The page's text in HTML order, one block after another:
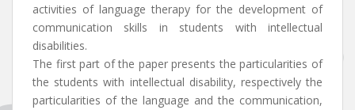
activities of language therapy for the development of
communication skills in students with intellectual
disabilities.
The first part of the paper presents the particularities of
the students with intellectual disability, respectively the
particularities of the language and the communication,